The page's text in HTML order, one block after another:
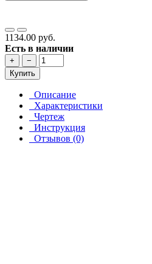
1134.00 руб.
Есть в наличии
+
−
Купить
Описание
Характеристики
Чертеж
Инструкция
Отзывов (0)